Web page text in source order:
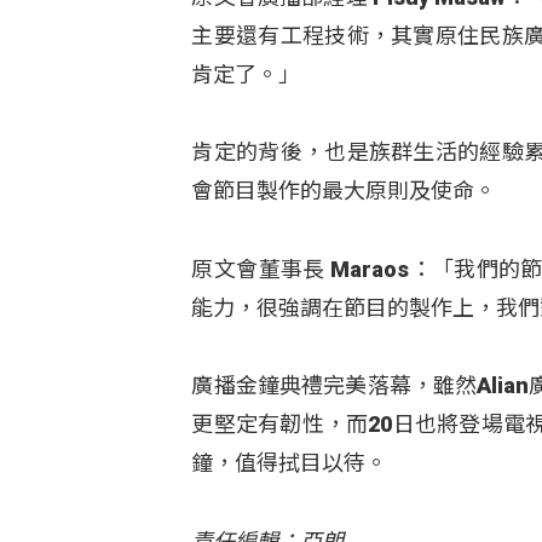
主要還有工程技術，其實原住民族
肯定了。」
肯定的背後，也是族群生活的經驗
會節目製作的最大原則及使命。
原文會董事長 Maraos：「我們的
能力，很強調在節目的製作上，我
廣播金鐘典禮完美落幕，雖然Alian
更堅定有韌性，而20日也將登場電
鐘，值得拭目以待。